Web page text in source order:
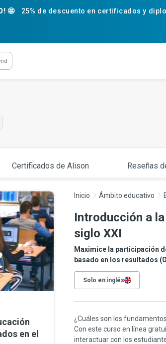
🤩 25% de descuento en certificados y
Certificados de Alison Reseñas
en el
Inicio Ámbito educativo
Introducción a
siglo XXI
Maximice la participación
basado en los resultados
Solo en inglés
¿Cuáles son los
Con este curso en línea
interactuar con los